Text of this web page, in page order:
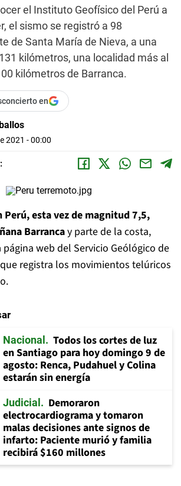
el Instituto Geofísico del Perú a
el sismo se registró a 98
de Santa María de Nieva, a una
kilómetros, una localidad más al
kilómetros de Barranca.
en
2021 - 00:00
esta vez de magnitud 7,5,
Barrancay parte de la costa,
web del Servicio Geólógico de
registra los movimientos telúricos
Nacional
Todos los cortes de luz
en Santiago para hoy domingo 9 de
agosto: Renca, Pudahuel y Colina
estarán sin energía
Judicial
Demoraron
electrocardiograma y tomaron
malas decisiones ante signos de
infarto: Paciente murió y familia
recibirá $160 millones